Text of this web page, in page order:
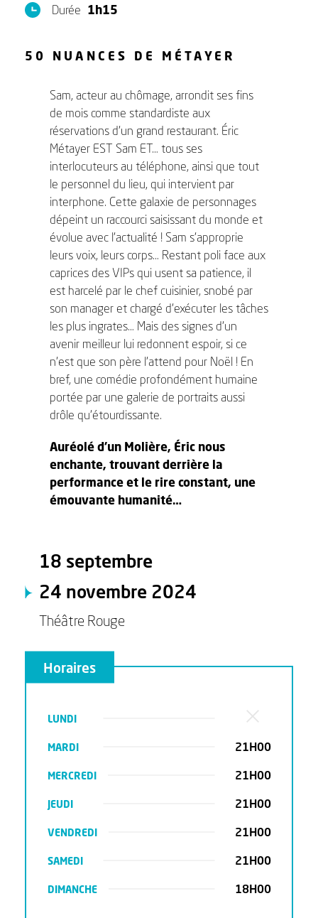
Durée 1h15
50 NUANCES DE MÉTAYER
Sam, acteur au chômage, arrondit ses fins
de mois comme standardiste aux
réservations d’un grand restaurant. Éric
Métayer EST Sam ET… tous ses
interlocuteurs au téléphone, ainsi que tout
le personnel du lieu, qui intervient par
interphone. Cette galaxie de personnages
dépeint un raccourci saisissant du monde et
évolue avec l’actualité ! Sam s’approprie
leurs voix, leurs corps… Restant poli face aux
caprices des VIPs qui usent sa patience, il
est harcelé par le chef cuisinier, snobé par
son manager et chargé d’exécuter les tâches
les plus ingrates… Mais des signes d’un
avenir meilleur lui redonnent espoir, si ce
n’est que son père l’attend pour Noël ! En
bref, une comédie profondément humaine
portée par une galerie de portraits aussi
drôle qu’étourdissante.
Auréolé d’un Molière, Éric nous
enchante, trouvant derrière la
performance et le rire constant, une
émouvante humanité…
18 septembre
24 novembre 2024
Théâtre Rouge
Horaires
LUNDI
MARDI 21H00
MERCREDI 21H00
JEUDI 21H00
VENDREDI 21H00
SAMEDI 21H00
DIMANCHE 18H00